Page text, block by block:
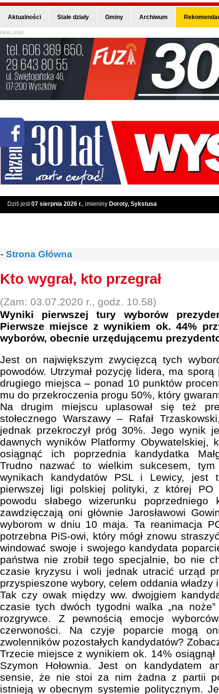
Aktualności Stałe działy Gminy Archiwum
REKLAMA
Dziś jest07 sierpnia 2026 r., imieniny Doroty, Sykstusa
- Strona Główna
Kto wygrał, kto przegrał
(Zam: 03.07.2020 r., godz. 10.58)
Wyniki pierwszej tury wyborów
Pierwsze miejsce z wynikiem ok. 44%
wyborów, obecnie urzędującemu
Jest on największym zwycięzcą tych
powodów. Utrzymał pozycję lidera, ma
drugiego miejsca – ponad 10 punktów
mu do przekroczenia progu 50%, który
Na drugim miejscu uplasował się też
stołecznego Warszawy – Rafał
jednak przekroczył próg 30%. Jego wynik
dawnych wyników Platformy Obywatelskiej,
osiągnąć ich poprzednia kandydatka
Trudno nazwać to wielkim sukcesem,
wynikach kandydatów PSL i Lewicy,
pierwszej ligi polskiej polityki, z której PO
powodu słabego wizerunku poprzedniego
zawdzięczają oni głównie Jarosławowi
wyborom w dniu 10 maja. Ta reanimacja
potrzebna PiS-owi, który mógł znowu
windować swoje i swojego kandydata
państwa nie zrobił tego specjalnie, bo nie
czasie kryzysu i woli jednak utracić urząd
przyspieszone wybory, celem oddania
Tak czy owak między ww. dwojgiem
czasie tych dwóch tygodni walka „na
rozgrywce. Z pewnością emocje
czerwoności. Na czyje poparcie mogą
zwolenników pozostałych kandydatów?
Trzecie miejsce z wynikiem ok. 14%
Szymon Hołownia. Jest on kandydatem
sensie, że nie stoi za nim żadna z partii
istnieją w obecnym systemie politycznym.